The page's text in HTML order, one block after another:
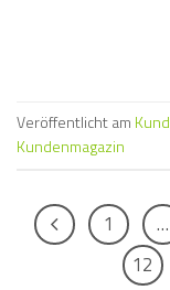
Veröffentlicht am
Kundenmagazin
1 …
12